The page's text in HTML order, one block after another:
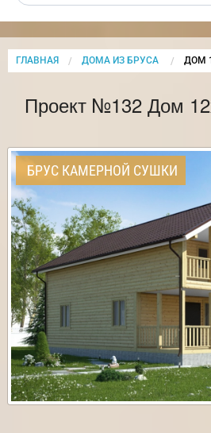
ГЛАВНАЯ ДОМА ИЗ БРУСА ДОМ
Проект №132 Дом
БРУС КАМЕРНОЙ СУШКИ